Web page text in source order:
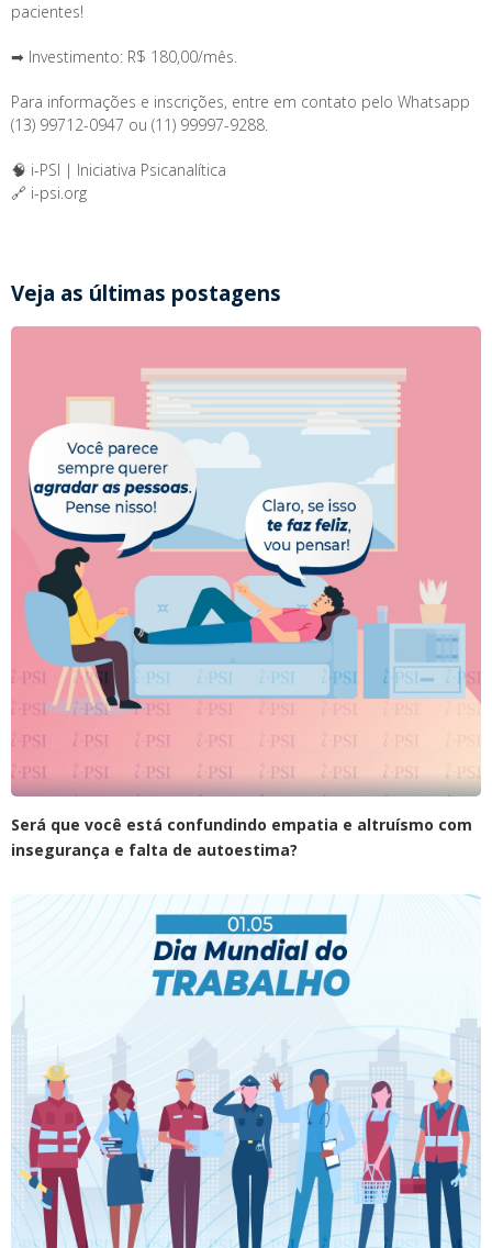
pacientes!
➡ Investimento: R$ 180,00/mês.
Para informações e inscrições, entre em contato pelo Whatsapp
(13) 99712-0947 ou (11) 99997-9288.
🧠 i-PSI | Iniciativa Psicanalítica
🔗 i-psi.org
Veja as últimas postagens
Será que você está confundindo empatia e altruísmo com
insegurança e falta de autoestima?